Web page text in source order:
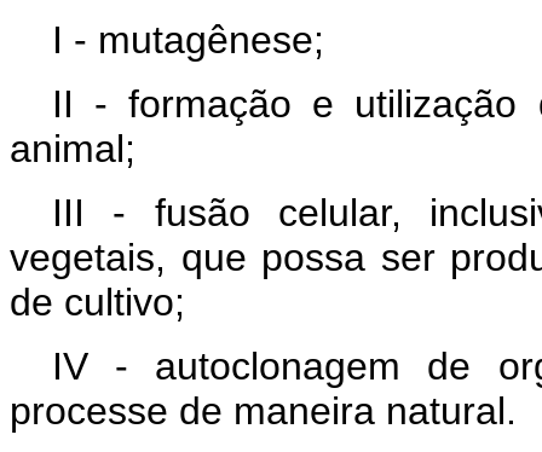
I - mutagênese;
II - formação e utilização
animal;
III - fusão celular,
vegetais, que possa ser
de cultivo;
IV - autoclonagem de
processe de maneira natural.